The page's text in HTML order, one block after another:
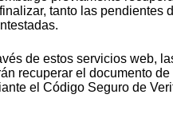
tanto las pendientes
de estos servicios web,
recuperar el documento de
el Código Seguro de